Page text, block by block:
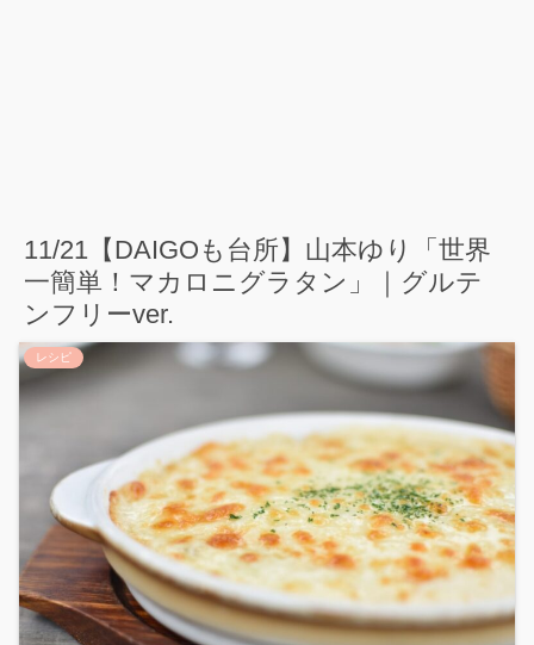
11/21【DAIGOも台所】山本ゆり「世界
一簡単！マカロニグラタン」｜グルテ
ンフリーver.
レシピ